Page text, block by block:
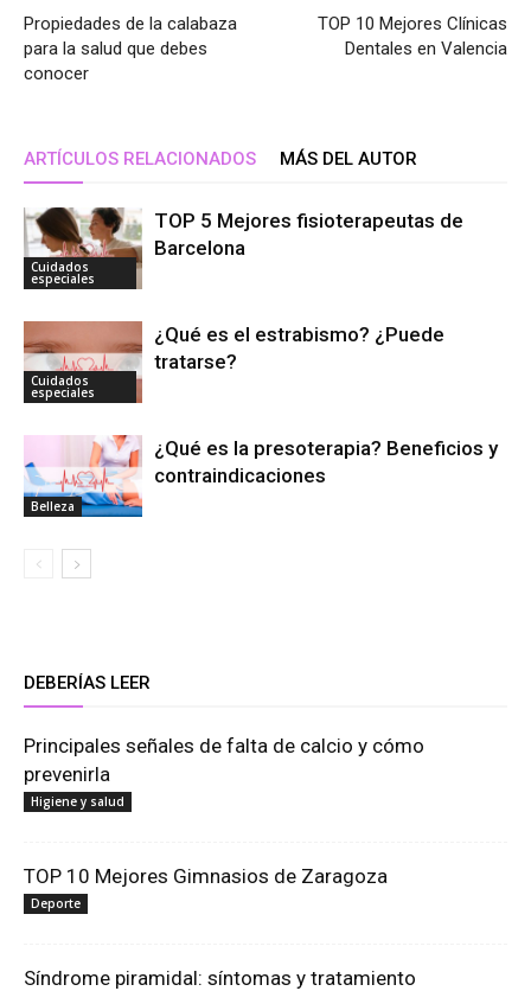
Propiedades de la calabaza
para la salud que debes
conocer
TOP 10 Mejores Clínicas
Dentales en Valencia
ARTÍCULOS RELACIONADOS MÁS DEL AUTOR
Cuidados
especiales
TOP 5 Mejores fisioterapeutas de
Barcelona
Cuidados
especiales
¿Qué es el estrabismo? ¿Puede
tratarse?
Belleza
¿Qué es la presoterapia? Beneficios y
contraindicaciones
DEBERÍAS LEER
Principales señales de falta de calcio y cómo
prevenirla
Higiene y salud
TOP 10 Mejores Gimnasios de Zaragoza
Deporte
Síndrome piramidal: síntomas y tratamiento